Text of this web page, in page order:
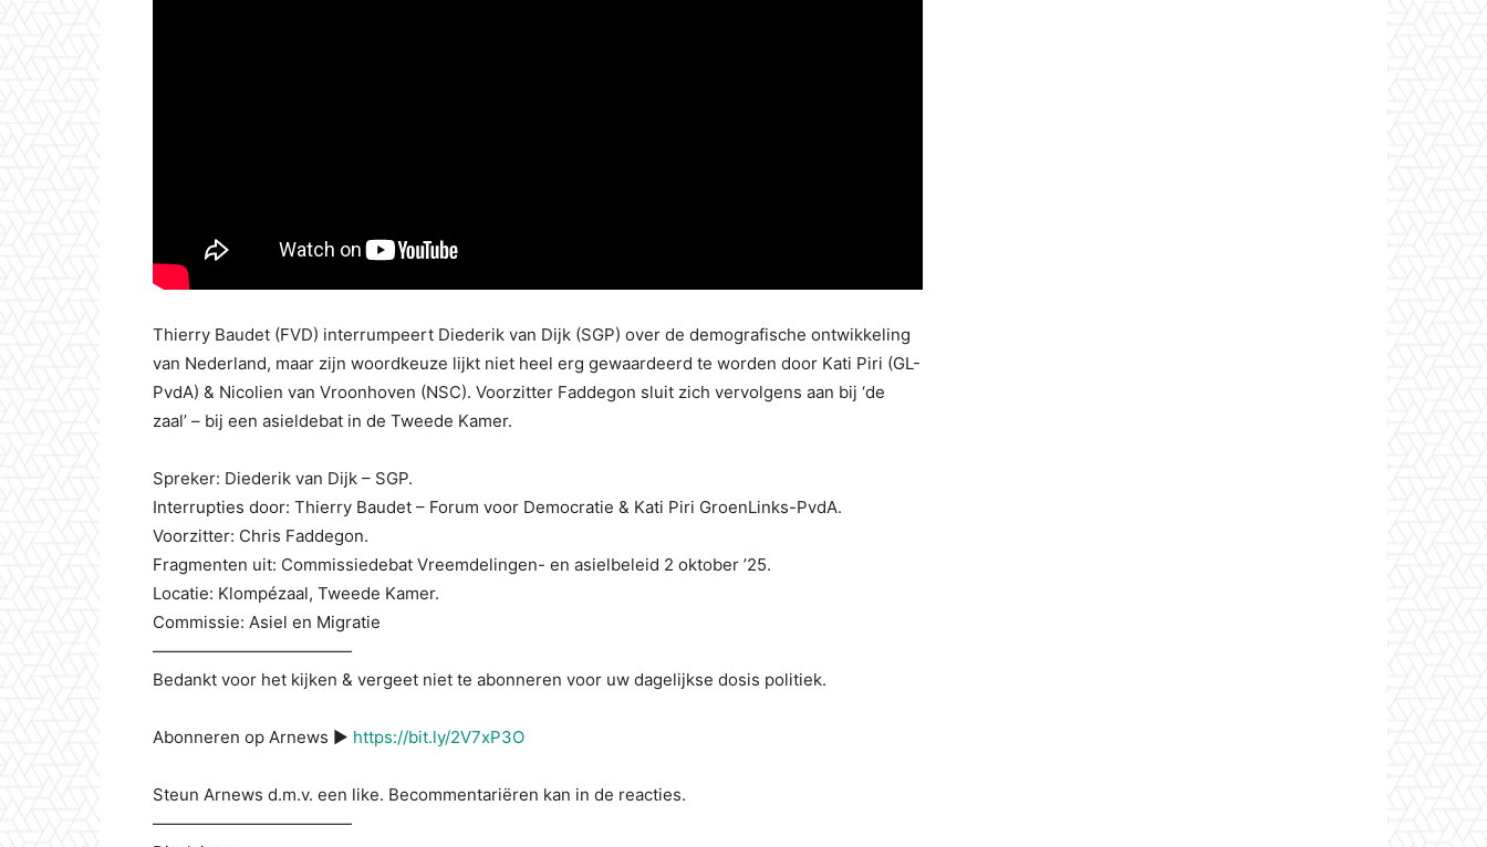
Thierry Baudet (FVD) interrumpeert Diederik van Dijk (SGP) over de demografische ontwikkeling
van Nederland, maar zijn woordkeuze lijkt niet heel erg gewaardeerd te worden door Kati Piri (GL-
PvdA) & Nicolien van Vroonhoven (NSC). Voorzitter Faddegon sluit zich vervolgens aan bij ‘de
zaal’ – bij een asieldebat in de Tweede Kamer.
Spreker: Diederik van Dijk – SGP.
Interrupties door: Thierry Baudet – Forum voor Democratie & Kati Piri GroenLinks-PvdA.
Voorzitter: Chris Faddegon.
Fragmenten uit: Commissiedebat Vreemdelingen- en asielbeleid 2 oktober ’25.
Locatie: Klompézaal, Tweede Kamer.
Commissie: Asiel en Migratie
————————————
Bedankt voor het kijken & vergeet niet te abonneren voor uw dagelijkse dosis politiek.
Abonneren op Arnews ▶ https://bit.ly/2V7xP3O
Steun Arnews d.m.v. een like. Becommentariëren kan in de reacties.
————————————